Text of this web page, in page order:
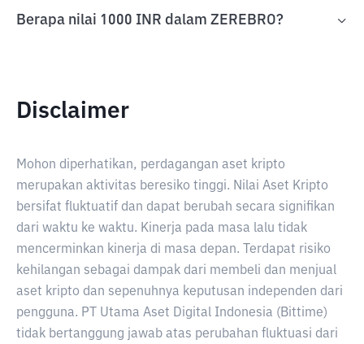
Berapa nilai 1000 INR dalam ZEREBRO?
Disclaimer
Mohon diperhatikan, perdagangan aset kripto
merupakan aktivitas beresiko tinggi. Nilai Aset Kripto
bersifat fluktuatif dan dapat berubah secara signifikan
dari waktu ke waktu. Kinerja pada masa lalu tidak
mencerminkan kinerja di masa depan. Terdapat risiko
kehilangan sebagai dampak dari membeli dan menjual
aset kripto dan sepenuhnya keputusan independen dari
pengguna. PT Utama Aset Digital Indonesia (Bittime)
tidak bertanggung jawab atas perubahan fluktuasi dari